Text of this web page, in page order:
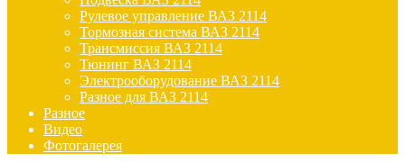
Рулевое управление ВАЗ 2114
Тормозная система ВАЗ 2114
Трансмиссия ВАЗ 2114
Тюнинг ВАЗ 2114
Электрооборудование ВАЗ 2114
Разное для ВАЗ 2114
Разное
Видео
Фотогалерея